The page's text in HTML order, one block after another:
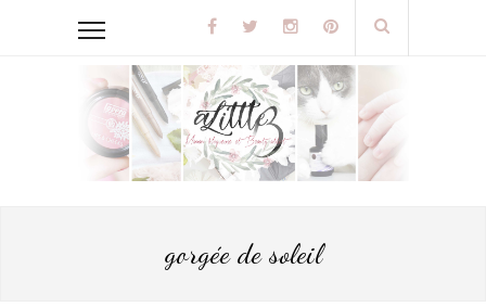
gorgée de soleil